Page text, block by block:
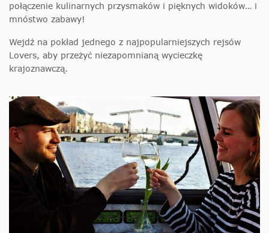
połączenie kulinarnych przysmaków i pięknych widoków… i
mnóstwo zabawy!
Wejdź na pokład jednego z najpopularniejszych rejsów
Lovers, aby przeżyć niezapomnianą wycieczkę
krajoznawczą.